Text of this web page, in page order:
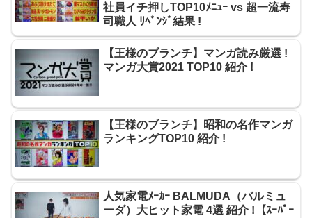
社員イチ押しTOP10ﾒﾆｭｰ vs 超一流寿
司職人 ﾘﾍﾞﾝｼﾞ結果 !
【王様のブランチ】マンガ読み厳選 !
マンガ大賞2021 TOP10 紹介 !
【王様のブランチ】昭和の名作マンガ
ランキングTOP10 紹介 !
人気家電ﾒｰｶｰ BALMUDA（バルミュ
ーダ）大ヒット家電 4選 紹介 !【ｽｰﾊﾟｰ